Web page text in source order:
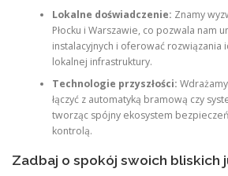
Lokalne doświadczenie: Znamy
Płocku i Warszawie, co pozwala nam
instalacyjnych i oferować
lokalnej infrastruktury.
Technologie przyszłości:
łączyć z automatyką bramową czy
tworząc spójny ekosystem
kontrolą.
Zadbaj o spokój swoich bliskich